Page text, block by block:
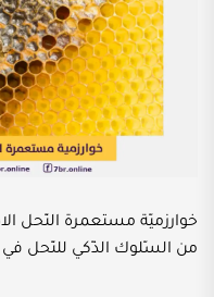
من السّلوك الذّكي للنّحل